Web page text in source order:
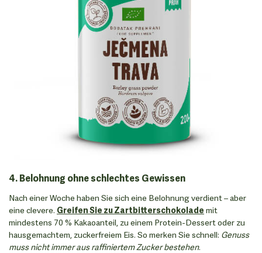
4. Belohnung ohne schlechtes Gewissen
Nach einer Woche haben Sie sich eine Belohnung verdient – aber
eine clevere. Greifen Sie zu Zartbitterschokolade mit
mindestens 70 % Kakaoanteil, zu einem Protein-Dessert oder zu
hausgemachtem, zuckerfreiem Eis. So merken Sie schnell: Genuss
muss nicht immer aus raffiniertem Zucker bestehen.